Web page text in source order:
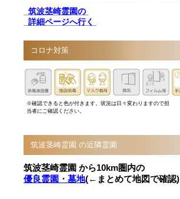
筑波茎崎霊園の
詳細ページへ行く
コロナ対策
※確認できると色が付きます。状況は日々変わりますので担
当者にご確認ください。
筑波茎崎霊園 の近隣霊園
筑波茎崎霊園 から10km圏内の
優良霊園・墓地(←まとめて地図で確認)